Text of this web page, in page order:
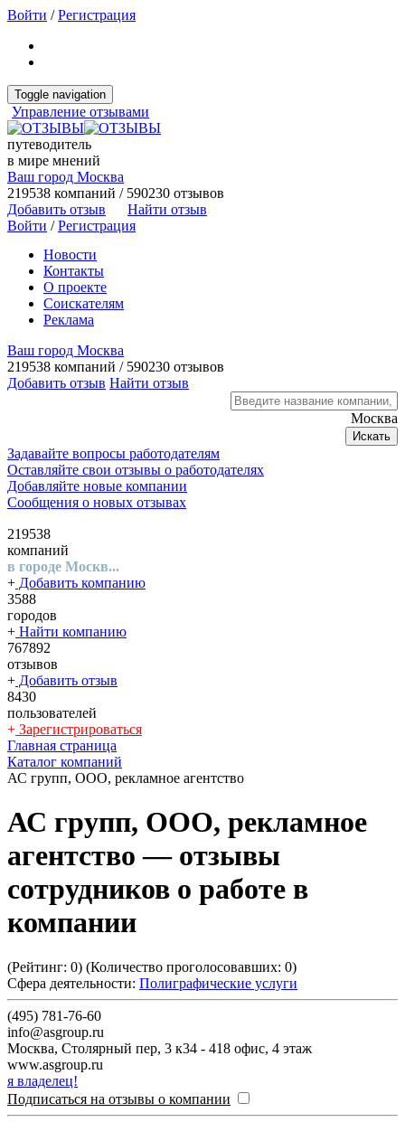
Войти /Регистрация
Toggle navigation
Управление отзывами
путеводитель
в мире мнений
Ваш город Москва
219538 компаний / 590230 отзывов
Добавить отзыв
Найти отзыв
Войти /Регистрация
Новости
Контакты
О проекте
Соискателям
Реклама
Ваш город Москва
219538 компаний / 590230 отзывов
Добавить отзыв Найти отзыв
Москва
Искать
Задавайте вопросы работодателям
Оставляйте свои отзывы о работодателях
Добавляйте новые компании
Сообщения о новых отзывах
219538
компаний
в городе Москв...
+ Добавить компанию
3588
городов
+ Найти компанию
767892
отзывов
+ Добавить отзыв
8430
пользователей
+ Зарегистрироваться
Главная страница
Каталог компаний
АС групп, ООО, рекламное агентство
АС групп, ООО, рекламное
агентство — отзывы
сотрудников о работе в
компании
(Рейтинг: 0) (Количество проголосовавших: 0)
Сфера деятельности: Полиграфические услуги
(495) 781-76-60
info@asgroup.ru
Москва, Столярный пер, 3 к34 - 418 офис, 4 этаж
www.asgroup.ru
я владелец!
Подписаться на отзывы о компании